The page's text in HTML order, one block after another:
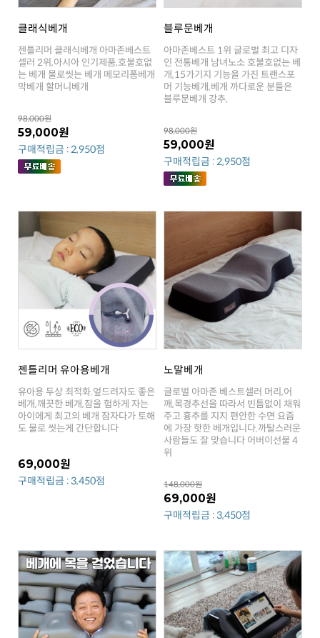
클래식베개
막베개 할머니베개
98,000원
59,000원
구매적립금 : 2,950점
블루문베개
블루문베개 강추,
98,000원
59,000원
구매적립금 : 2,950점
젠틀리머 유아용베개
도 물로 씻는게 간단합니다
69,000원
구매적립금 : 3,450점
노말베개
위
148,000원
69,000원
구매적립금 : 3,450점